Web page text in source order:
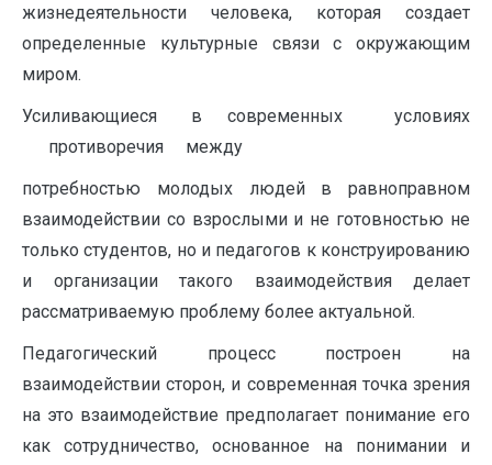
жизнедеятельности человека, которая создает
определенные культурные связи с окружающим
миром.
Усиливающиеся в современных условиях
противоречия между
потребностью молодых людей в равноправном
взаимодействии со взрослыми и не готовностью не
только студентов, но и педагогов к конструированию
и организации такого взаимодействия делает
рассматриваемую проблему более актуальной.
Педагогический процесс построен на
взаимодействии сторон, и современная точка зрения
на это взаимодействие предполагает понимание его
как сотрудничество, основанное на понимании и